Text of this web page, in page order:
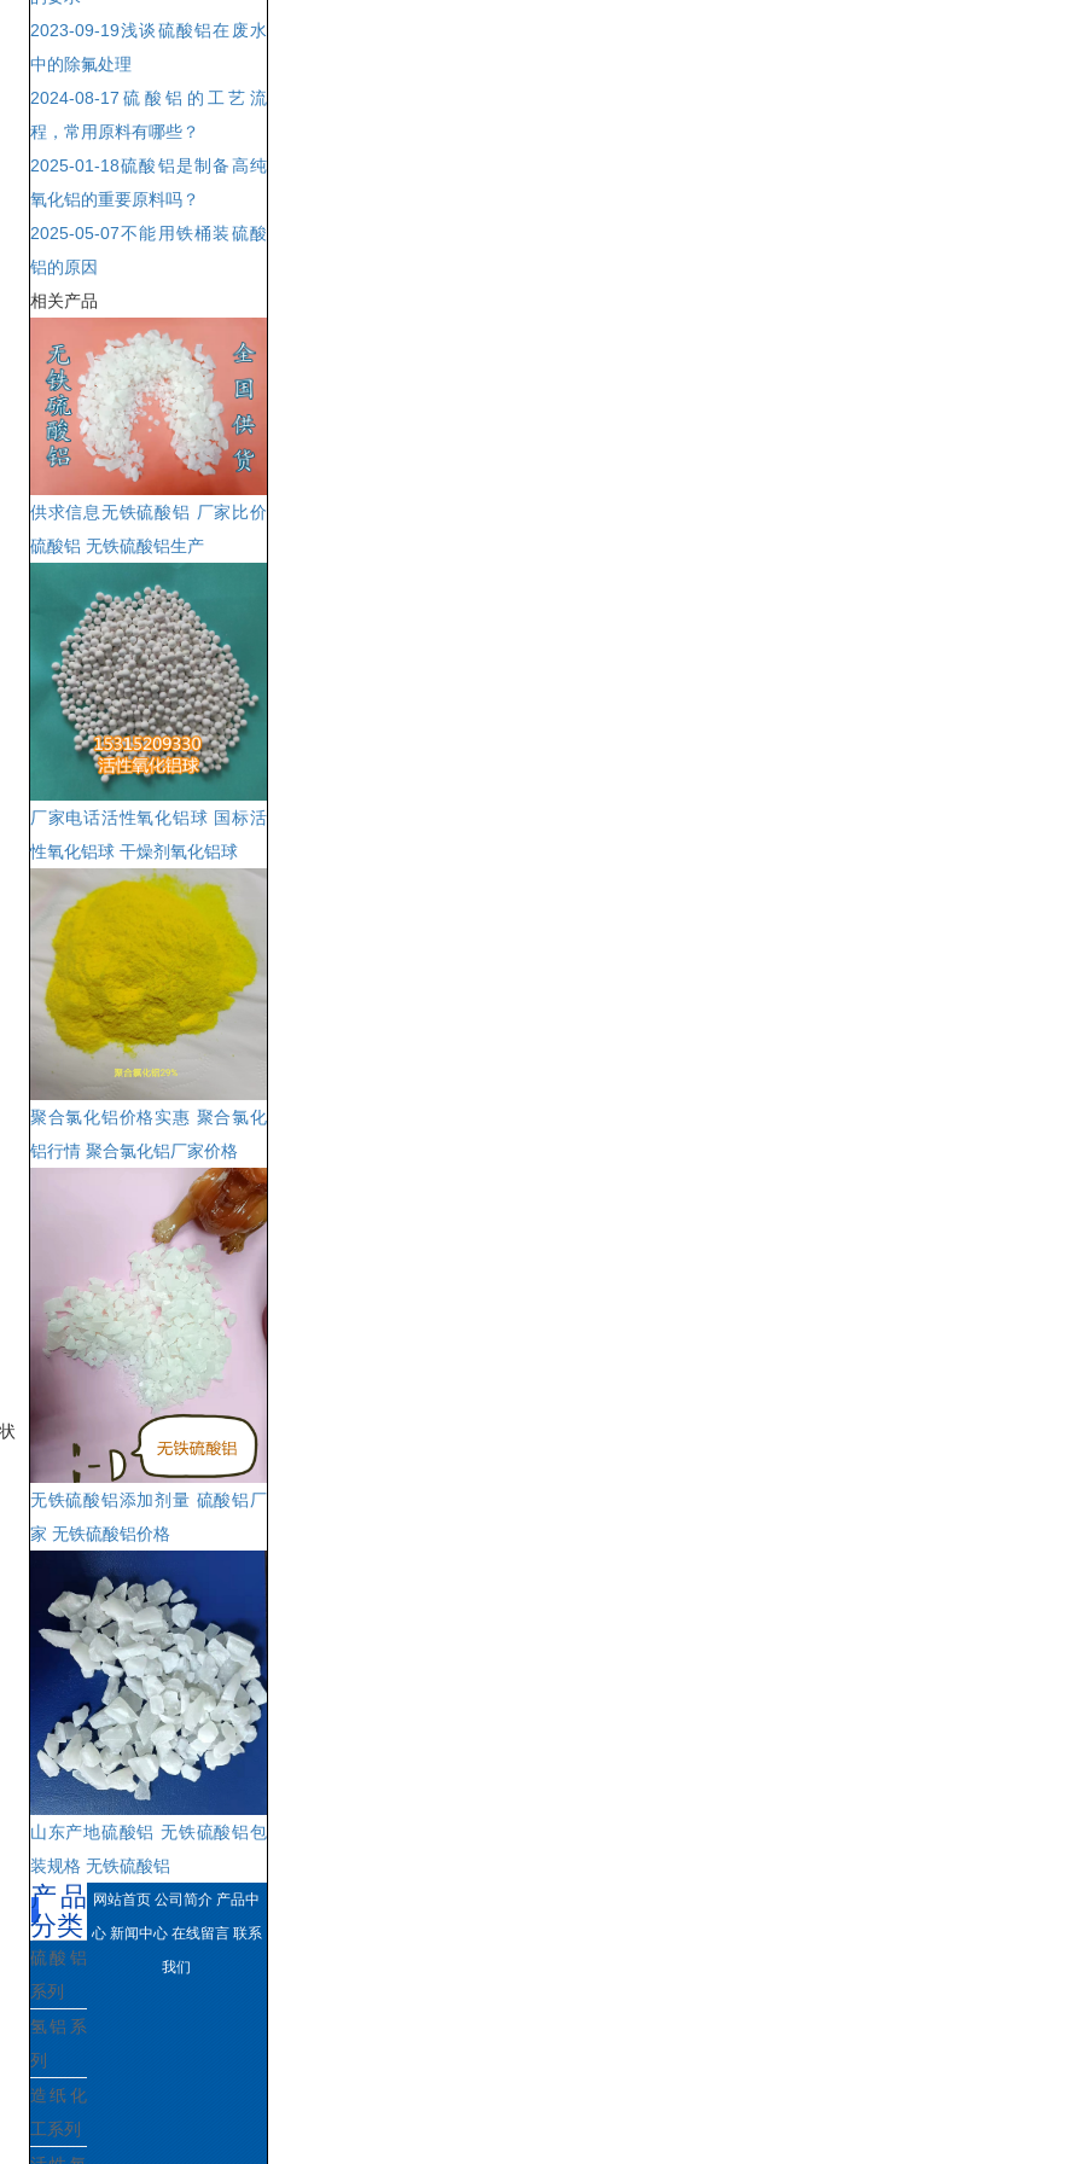
2023-09-19浅谈硫酸铝在废水
中的除氟处理
2024-08-17 硫酸铝的工艺流
程，常用原料有哪些？
2025-01-18硫酸铝是制备高纯
氧化铝的重要原料吗？
2025-05-07不能用铁桶装硫酸
铝的原因
相关产品
供求信息无铁硫酸铝 厂家比价
硫酸铝 无铁硫酸铝生产
厂家电话活性氧化铝球 国标活
性氧化铝球 干燥剂氧化铝球
聚合氯化铝价格实惠 聚合氯化
铝行情 聚合氯化铝厂家价格
无铁硫酸铝添加剂量 硫酸铝厂
家 无铁硫酸铝价格
山东产地硫酸铝 无铁硫酸铝包
装规格 无铁硫酸铝
产品
分类
硫酸铝
系列
氢铝系
列
造纸化
工系列
网站首页 公司简介 产品中
心 新闻中心 在线留言 联系
我们